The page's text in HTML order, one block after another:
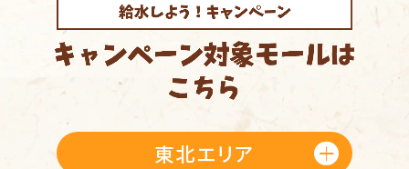
東北エリア